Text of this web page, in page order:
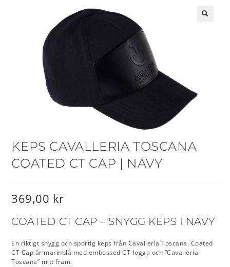
KEPS CAVALLERIA TOSCANA
COATED CT CAP | NAVY
369,00 kr
COATED CT CAP – SNYGG KEPS I NAVY
En riktigt snygg och sportig keps från Cavalleria Toscana. Coated
CT Cap är marinblå med embossed CT-logga och ”Cavalleria
Toscana” mitt fram.